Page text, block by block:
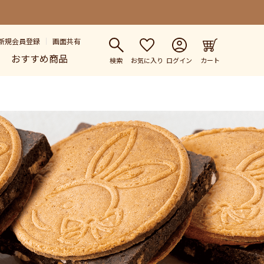
規会員登録 画面共有
おすすめ商品 検索 お気に入り ログイン カート